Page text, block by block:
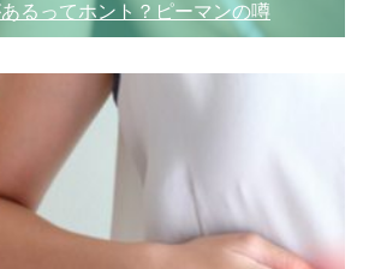
るってホント？ピーマンの噂